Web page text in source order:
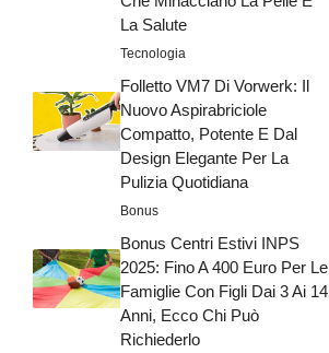
La Salute
Tecnologia
Folletto VM7 Di Vorwerk: Il
Nuovo Aspirabriciole
Compatto, Potente E Dal
Design Elegante Per La
Pulizia Quotidiana
Bonus
Bonus Centri Estivi INPS
2025: Fino A 400 Euro Per Le
Famiglie Con Figli Dai 3 Ai 14
Anni, Ecco Chi Può
Richiederlo